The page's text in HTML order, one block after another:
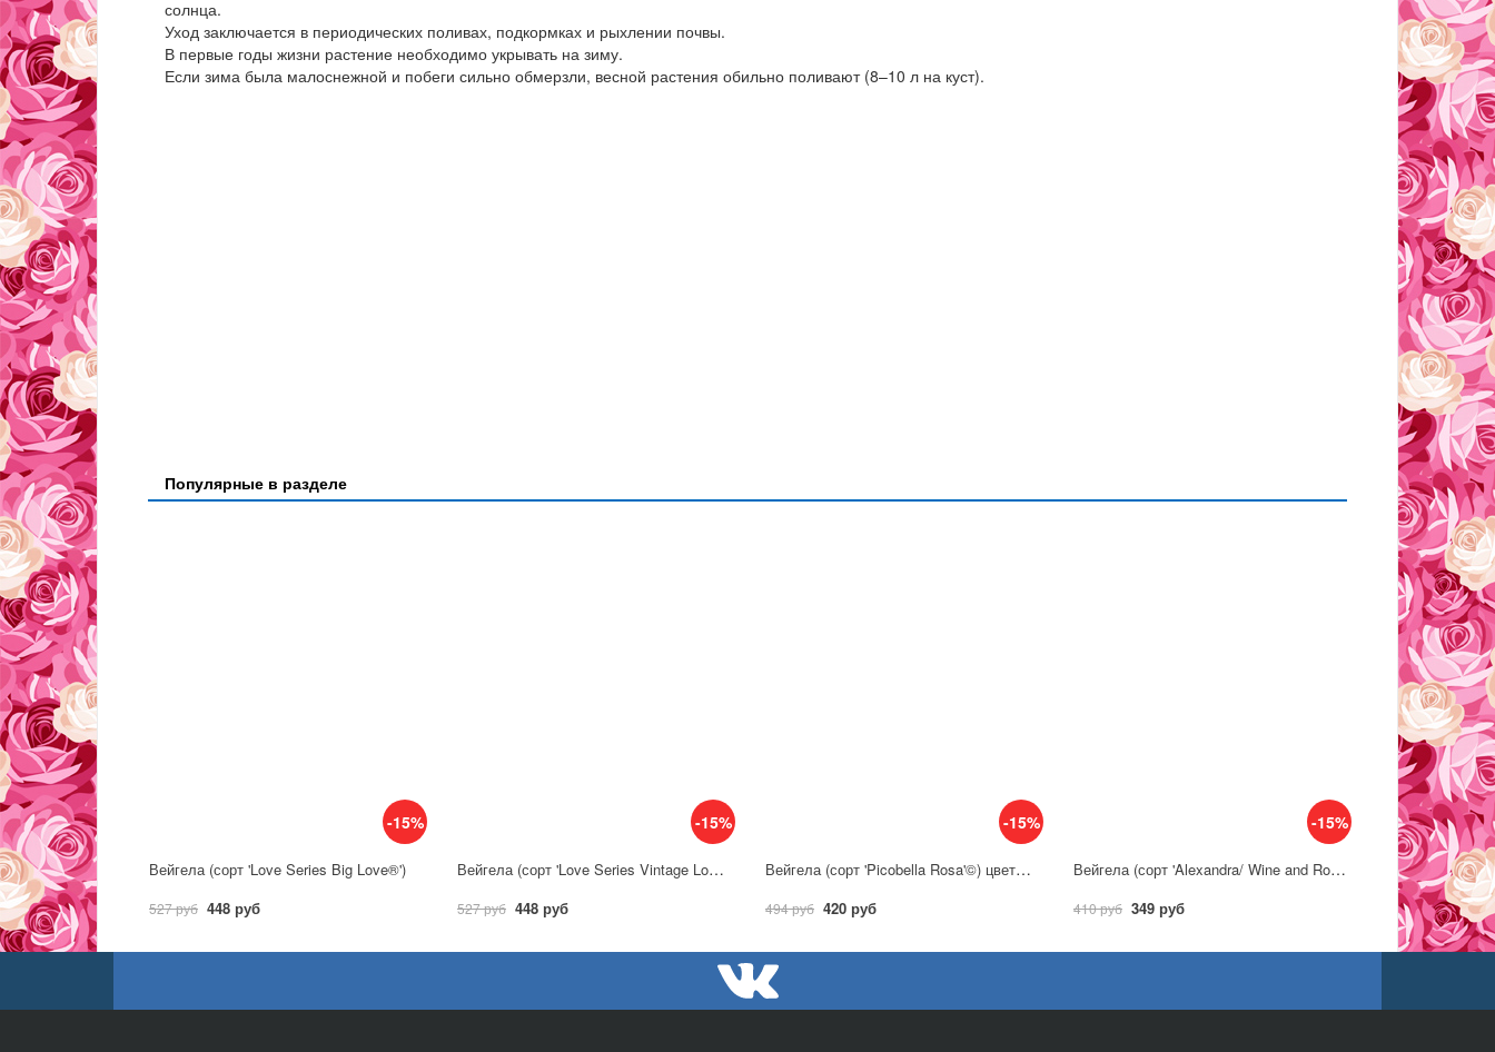
солнца.
Уход заключается в периодических поливах, подкормках и рыхлении почвы.
В первые годы жизни растение необходимо укрывать на зиму.
Если зима была малоснежной и побеги сильно обмерзли, весной растения обильно поливают (8–10 л на куст).
Популярные в разделе
-15%
Вейгела (сорт 'Love Series Big Love®')
527 руб 448 руб
-15%
Вейгела (сорт 'Love Series Vintage Love®')
527 руб 448 руб
-15%
Вейгела (сорт 'Picobella Rosa'©) цветущая
494 руб 420 руб
-15%
Вейгела (сорт 'Alexandra/ Wine and Roses'®) цветущая
410 руб 349 руб